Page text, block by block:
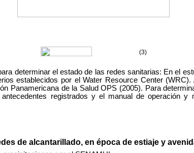
(3)
determinar el estado de las redes sanitarias: En el
establecidos por el Water Resource Center
Panamericana de la Salud OPS (2005). Para
registrados y el manual de operación
de alcantarillado, en época de estiaje y